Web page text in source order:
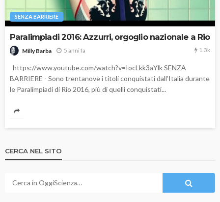
SENZA BARRIERE
Paralimpiadi 2016: Azzurri, orgoglio nazionale a Rio
Milly Barba 5 anni fa 1.3k
https://www.youtube.com/watch?v=IocLkk3aYlk SENZA
BARRIERE - Sono trentanove i titoli conquistati dall’Italia durante
le Paralimpiadi di Rio 2016, più di quelli conquistati...
CERCA NEL SITO